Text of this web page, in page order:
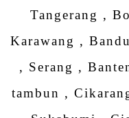
Tangerang ,
Karawang ,
, Serang ,
tambun ,